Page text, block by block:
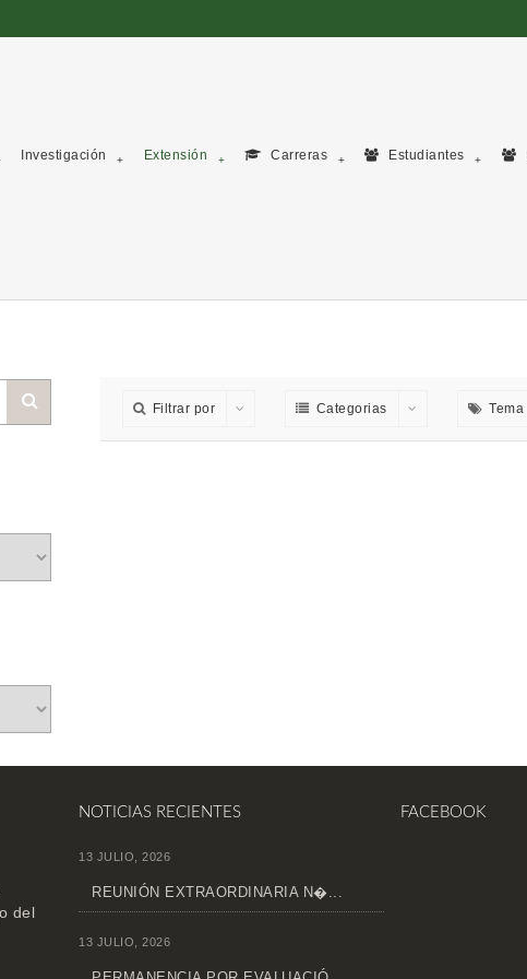
Investigación Extensión Carreras Estudiantes
Filtrar por Categorias Tema
del
NOTICIAS RECIENTES
13 JULIO, 2026
REUNIÓN EXTRAORDINARIA N�...
13 JULIO, 2026
FACEBOOK